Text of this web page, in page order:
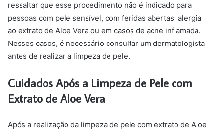
ressaltar que esse procedimento não é indicado para
pessoas com pele sensível, com feridas abertas, alergia
ao extrato de Aloe Vera ou em casos de acne inflamada.
Nesses casos, é necessário consultar um dermatologista
antes de realizar a limpeza de pele.
Cuidados Após a Limpeza de Pele com
Extrato de Aloe Vera
Após a realização da limpeza de pele com extrato de Aloe